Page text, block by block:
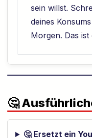
sein willst.
deines
Morgen. Das ist
🤔
🤔 Ersetzt ein